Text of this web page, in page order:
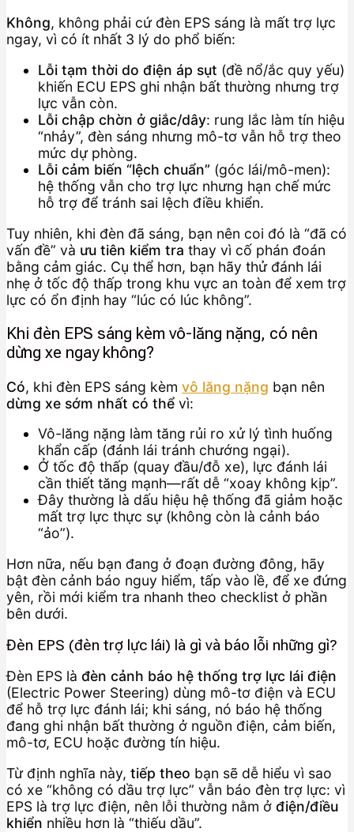
Không, không phải cứ đèn EPS sáng là mất trợ lực
ngay, vì có ít nhất 3 lý do phổ biến:
Lỗi tạm thời do điện áp sụt (đề nổ/ắc quy yếu)
khiến ECU EPS ghi nhận bất thường nhưng trợ
lực vẫn còn.
Lỗi chập chờn ở giắc/dây: rung lắc làm tín hiệu
“nhảy”, đèn sáng nhưng mô-tơ vẫn hỗ trợ theo
mức dự phòng.
Lỗi cảm biến “lệch chuẩn” (góc lái/mô-men):
hệ thống vẫn cho trợ lực nhưng hạn chế mức
hỗ trợ để tránh sai lệch điều khiển.
Tuy nhiên, khi đèn đã sáng, bạn nên coi đó là “đã có
vấn đề” và ưu tiên kiểm tra thay vì cố phán đoán
bằng cảm giác. Cụ thể hơn, bạn hãy thử đánh lái
nhẹ ở tốc độ thấp trong khu vực an toàn để xem trợ
lực có ổn định hay “lúc có lúc không”.
Khi đèn EPS sáng kèm vô-lăng nặng, có nên
dừng xe ngay không?
Có, khi đèn EPS sáng kèm vô lăng nặng bạn nên
dừng xe sớm nhất có thể vì:
Vô-lăng nặng làm tăng rủi ro xử lý tình huống
khẩn cấp (đánh lái tránh chướng ngại).
Ở tốc độ thấp (quay đầu/đỗ xe), lực đánh lái
cần thiết tăng mạnh—rất dễ “xoay không kịp”.
Đây thường là dấu hiệu hệ thống đã giảm hoặc
mất trợ lực thực sự (không còn là cảnh báo
“ảo”).
Hơn nữa, nếu bạn đang ở đoạn đường đông, hãy
bật đèn cảnh báo nguy hiểm, tấp vào lề, để xe đứng
yên, rồi mới kiểm tra nhanh theo checklist ở phần
bên dưới.
Đèn EPS (đèn trợ lực lái) là gì và báo lỗi những gì?
Đèn EPS là đèn cảnh báo hệ thống trợ lực lái điện
(Electric Power Steering) dùng mô-tơ điện và ECU
để hỗ trợ lực đánh lái; khi sáng, nó báo hệ thống
đang ghi nhận bất thường ở nguồn điện, cảm biến,
mô-tơ, ECU hoặc đường tín hiệu.
Từ định nghĩa này, tiếp theo bạn sẽ dễ hiểu vì sao
có xe “không có dầu trợ lực” vẫn báo đèn trợ lực: vì
EPS là trợ lực điện, nên lỗi thường nằm ở điện/điều
khiển nhiều hơn là “thiếu dầu”.